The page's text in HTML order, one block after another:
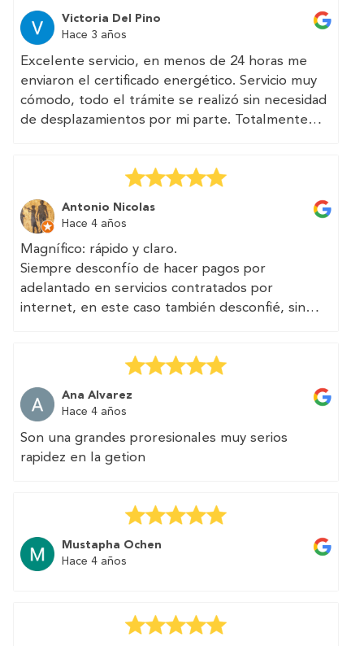
llegan a pedirte 250€.
Todo rápido, transparente, sin trampa, con un
teléfono y un correo accesible. He visto que
TRAMITAN multitud de documentos,
certificados, informes técnicos relacionados con
la vivienda y la edificabilidad. Seguro que en el
Excelente servicio. Página web muy clara y bien
diseñada. Asesoría acertada — especialmente
para quien vive fuera del país y no está
familiarizado con la burocracia española.
Recomendado.
Victoria Del Pino
Hace 3 años
Excelente servicio, en menos de 24 horas me
enviaron el certificado energético. Servicio muy
cómodo, todo el trámite se realizó sin necesidad
de desplazamientos por mi parte. Totalmente
(Translated by Google)
Excellent service, in less than 24 hours they
sent me the energy certificate. Very comfortable
service, the entire procedure was carried out
without the need for travel on my part. Totally
recommended.
Antonio Nicolas
Hace 4 años
Magnífico: rápido y claro.
Siempre desconfío de hacer pagos por
adelantado en servicios contratados por
internet, en este caso también desconfié, sin
Muchas gracias por vuestra excelente atención.
Ana Alvarez
Hace 4 años
Son una grandes proresionales muy serios
rapidez en la getion
Mustapha Ochen
Hace 4 años